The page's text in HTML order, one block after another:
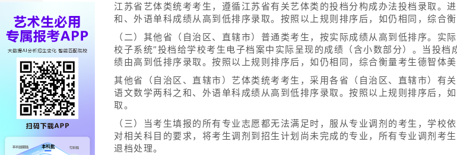
江苏省艺体类统考考生，遵循江苏省有关艺体类的投档分构成办法投档录取。
和、外语单科成绩从高到低排序录取。按照以上规则排序后，如仍相同，综合
（二）其他省（自治区、直辖市）普通类考生，按实际成绩从高到低排序。实
校子系统”投档给学校考生电子档案中实际呈现的成绩（含小数部分）。当投
绩由高到低排序录取。按照以上规则排序后，如仍相同，综合衡量考生德智体美
其他省（自治区、直辖市）艺体类统考考生，采用各省（自治区、直辖市）有
语文数学两科之和、外语单科成绩从高到低排序录取。按照以上规则排序后，
取。
（三）当考生填报的所有专业志愿都无法满足时，服从专业调剂的考生，学校
对相关科目的要求，将考生调剂到招生计划尚未完成的专业，所有专业调剂考
退档处理。